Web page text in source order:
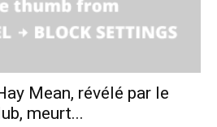
Mean, révélé par le
meurt...